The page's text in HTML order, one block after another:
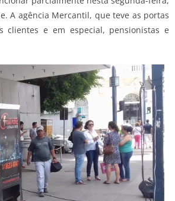
A agência Mercantil, que teve as portas
e em especial, pensionistas e